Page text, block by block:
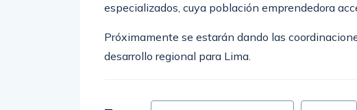
especializados, cuya población emprendedora
Próximamente se estarán dando las
desarrollo regional para Lima.